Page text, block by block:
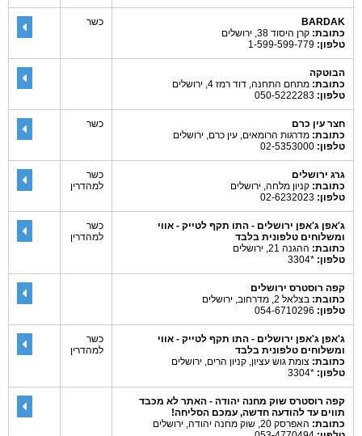
BARDAK
כתובת: קרן היסוד 38, ירושלים
טלפון:
כשר
הבוטקה
כתובת: מתחם התחנה, דוד רמז 4, ירושלים
טלפון:
חצר עין כרם
כתובת: מדרגות הרומאים, עין כרם, ירושלים
טלפון:
כשר
גרג ירושלים
כתובת: קניון מלחה, ירושלים
טלפון:
כשר
למהדרין
ג'אפן ג'אפן ירושלים - התו תקף לטייק - אווי
ומשלוחים טלפונית בלבד
כתובת: ההגנה 21, ירושלים
טלפון: *3304
כשר
למהדרין
קפה רוסטרס ירושלים
כתובת: בצלאל 2, מדרחוב, ירושלים
טלפון:
ג'אפן ג'אפן ירושלים - התו תקף לטייק - אווי
ומשלוחים טלפונית בלבד
כתובת: צומת גוש עציון, קניון הרים, ירושלים
טלפון: *3304
כשר
למהדרין
קפה רוסטרס שוק מחנה יהודה - האתר לא מכבד
תווים עד להודעה חדשה, עמכם הסליחה!
כתובת: האפרסק 20, שוק מחנה יהודה, ירושלים